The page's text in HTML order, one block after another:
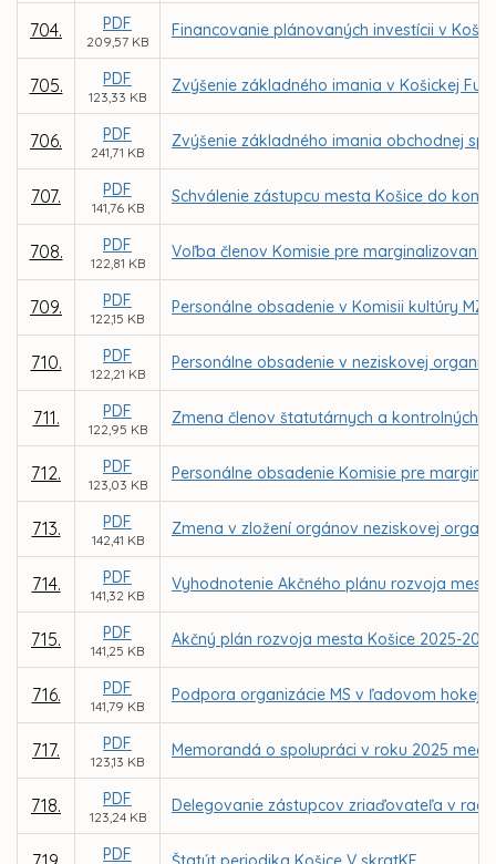
704. PDF
209,57 KB
Financovanie plánovaných investícii v
705. PDF
123,33 KB
Zvýšenie základného imania v Košickej
706. PDF
241,71 KB
Zvýšenie základného imania obchodnej
707. PDF
141,76 KB
Schválenie zástupcu mesta Košice do
708. PDF
122,81 KB
Voľba členov Komisie pre marginalizované
709. PDF
122,15 KB
Personálne obsadenie v Komisii kultúry MZ
710. PDF
122,21 KB
Personálne obsadenie v neziskovej
711. PDF
122,95 KB
Zmena členov štatutárnych a kontrolných
712. PDF
123,03 KB
Personálne obsadenie Komisie pre
713. PDF
142,41 KB
Zmena v zložení orgánov neziskovej
714. PDF
141,32 KB
Vyhodnotenie Akčného plánu rozvoja
715. PDF
141,25 KB
Akčný plán rozvoja mesta Košice 2025-2027
716. PDF
141,79 KB
Podpora organizácie MS v ľadovom hokeji
717. PDF
123,13 KB
Memorandá o spolupráci v roku 2025
718. PDF
123,24 KB
Delegovanie zástupcov zriaďovateľa v
PDF